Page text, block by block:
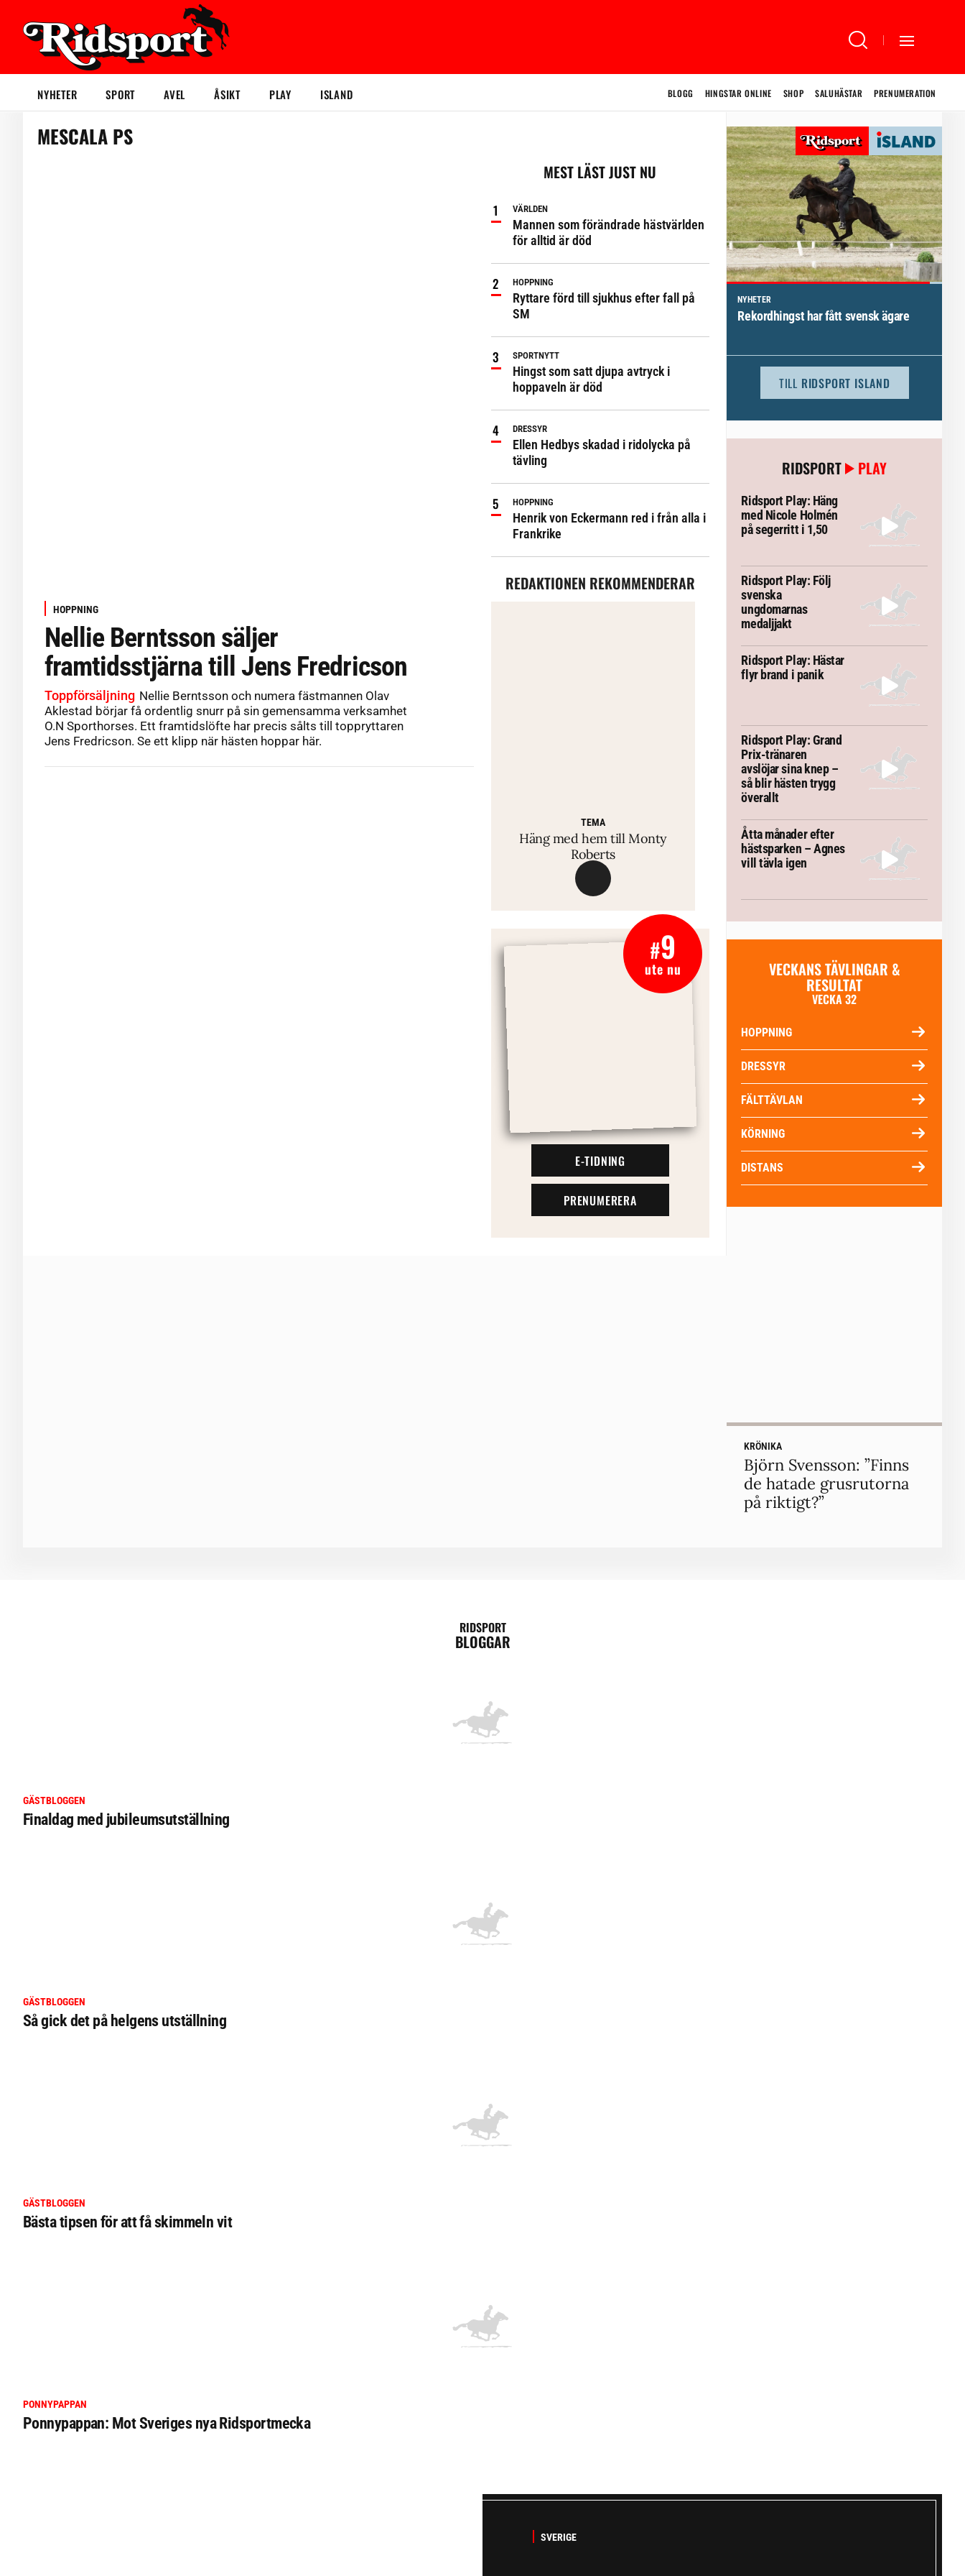
NYHETER SPORT AVEL ÅSIKT PLAY ISLAND BLOGG HINGSTAR ONLINE SHOP SALUHÄSTAR PRENUMERATION
MESCALA PS
HOPPNING
Nellie Berntsson säljer
framtidsstjärna till Jens Fredricson
Toppförsäljning Nellie Berntsson och numera fästmannen Olav
Aklestad börjar få ordentlig snurr på sin gemensamma verksamhet
O.N Sporthorses. Ett framtidslöfte har precis sålts till toppryttaren
Jens Fredricson. Se ett klipp när hästen hoppar här.
MEST LÄST JUST NU
VÄRLDEN
Mannen som förändrade hästvärlden
för alltid är död
HOPPNING
Ryttare förd till sjukhus efter fall på
SM
SPORTNYTT
Hingst som satt djupa avtryck i
hoppaveln är död
DRESSYR
Ellen Hedbys skadad i ridolycka på
tävling
HOPPNING
Henrik von Eckermann red i från alla i
Frankrike
REDAKTIONEN REKOMMENDERAR
TEMA
Häng med hem till Monty
Roberts
TEMA
VM-febern stiger – här är allt
inför Aachen
#9
ute nu
E-TIDNING
PRENUMERERA
NYHETER
Rekordhingst har fått svensk ägare
TILL RIDSPORT ISLAND
RIDSPORT PLAY
Ridsport Play: Häng
med Nicole Holmén
på segerritt i 1,50
Ridsport Play: Följ
svenska
ungdomarnas
medaljjakt
Ridsport Play: Hästar
flyr brand i panik
Ridsport Play: Grand
Prix-tränaren
avslöjar sina knep –
så blir hästen trygg
överallt
Åtta månader efter
hästsparken – Agnes
vill tävla igen
VECKANS TÄVLINGAR &
RESULTAT
VECKA 32
HOPPNING
DRESSYR
FÄLTTÄVLAN
KÖRNING
DISTANS
KRÖNIKA
Björn Svensson: ”Finns
de hatade grusrutorna
på riktigt?”
RIDSPORT
BLOGGAR
GÄSTBLOGGEN
Finaldag med jubileumsutställning
GÄSTBLOGGEN
Så gick det på helgens utställning
GÄSTBLOGGEN
Bästa tipsen för att få skimmeln vit
PONNYPAPPAN
Ponnypappan: Mot Sveriges nya Ridsportmecka
SVERIGE